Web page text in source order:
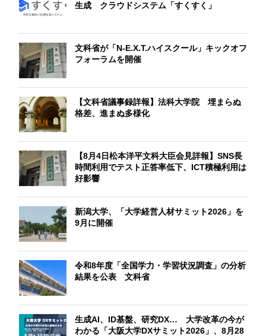
生成 クラウドシステム「すくすく」
文科省が「N-E.X.T.ハイスクール」キックオフ
フォーラムを開催
【文科省議事録詳報】法科大学院 埋まらぬ
格差、進まぬ多様化
【8月4日松本洋平文科大臣会見詳報】SNS長
時間利用でテスト正答率低下、ICT積極利用は
好影響
新潟大学、「大学経営人材サミット2026」を
9月に開催
令和8年度「全国学力・学習状況調査」の分析
結果を公表 文科省
生成AI、ID基盤、研究DX… 大学改革の今が
わかる「大阪大学DXサミット2026」、8月28